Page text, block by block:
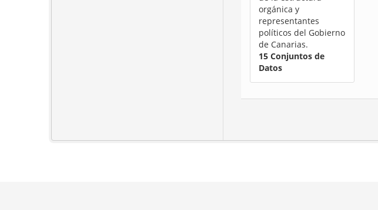
orgánica y
representantes
políticos del Gobierno
de Canarias.
15 Conjuntos de
Datos